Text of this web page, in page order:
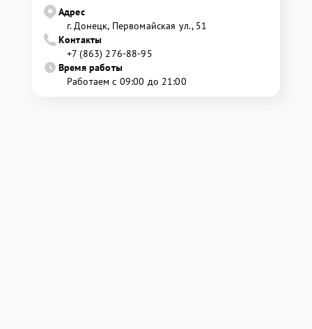
Адрес
г. Донецк, Первомайская ул., 51
Контакты
+7 (863) 276-88-95
Время работы
Работаем с 09:00 до 21:00